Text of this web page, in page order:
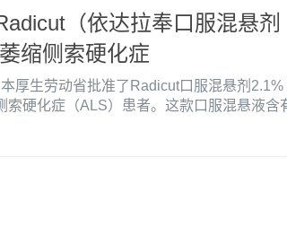
（依达拉奉口服混悬剂
缩侧索硬化症
厚生劳动省批准了Radicut口服混悬剂2.1%
索硬化症（ALS）患者。这款口服混悬液含
日本名为Radicut注射液30 mg和Radicut静脉